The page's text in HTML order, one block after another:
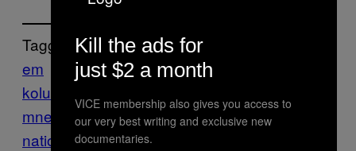
Tagged:
em
em-chronik em-
kolumne
mne
Roman Neustädter russische
nationalmannschaft
Kill the ads for
just $2 a month
VICE membership also gives you access to
our very best writing and exclusive new
documentaries.